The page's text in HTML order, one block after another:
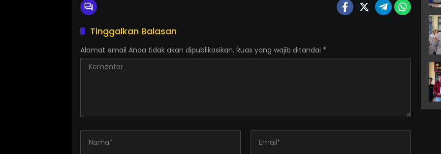
Tinggalkan Balasan
Alamat email Anda tidak akan dipublikasikan. Ruas yang wajib ditandai *